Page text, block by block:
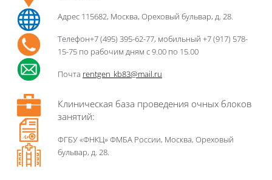
Адрес 115682, Москва, Ореховый бульвар, д. 28.
Телефон+7 (495) 395-62-77, мобильный +7 (917) 578-
15-75 по рабочим дням с 9.00 по 15.00
Почта rentgen_kb83@mail.ru
Клиническая база проведения очных блоков
занятий:
ФГБУ «ФНКЦ» ФМБА России, Москва, Ореховый
бульвар, д. 28.